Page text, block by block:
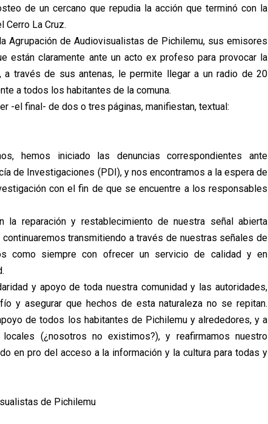
de un cercano que repudia la acción que terminó con la
Cerro La Cruz.
Agrupación de Audiovisualistas de Pichilemu, sus emisores
están claramente ante un acto ex profeso para provocar la
a través de sus antenas, le permite llegar a un radio de 20
a todos los habitantes de la comuna.
-el final- de dos o tres páginas, manifiestan, textual:
hemos iniciado las denuncias correspondientes ante
de Investigaciones (PDI), y nos encontramos a la espera de
con el fin de que se encuentre a los responsables
la reparación y restablecimiento de nuestra señal abierta
transmitiendo a través de nuestras señales de
como siempre con ofrecer un servicio de calidad y en
y apoyo de toda nuestra comunidad y las autoridades,
y asegurar que hechos de esta naturaleza no se repitan.
de todos los habitantes de Pichilemu y alrededores, y a
(¿nosotros no existimos?), y reafirmamos nuestro
en pro del acceso a la información y la cultura para todas y
de Pichilemu